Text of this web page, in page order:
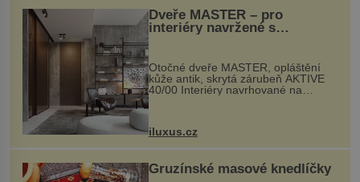
Dveře MASTER – pro
interiéry navržené s
rozumem i vášní!
Otočné dveře MASTER, opláštění
kůže antik, skrytá zárubeň AKTIVE
40/00 Interiéry navrhované na
zakázku často vyžadují atypické
rozměry nejen nábytku, ale i
dnes umož...
iluxus.cz
Gruzínské masové knedlíčky